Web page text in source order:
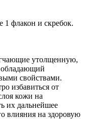
1 флакон и скребок.
утолщенную,
обладающий
свойствами.
избавиться от
кожи на
их дальнейшее
влияния на здоровую